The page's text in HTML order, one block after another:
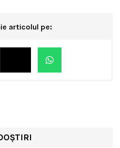
articolul pe: